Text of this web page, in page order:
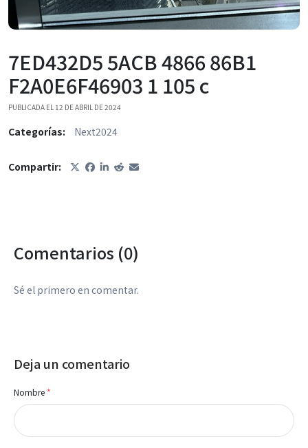
7ED432D5 5ACB 4866 86B1
F2A0E6F46903 1 105 c
PUBLICADA EL 12 DE ABRIL DE 2024
Categorías: Next2024
Compartir:
Comentarios (0)
Sé el primero en comentar.
Deja un comentario
Nombre *